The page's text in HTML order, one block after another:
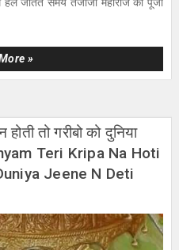
जोतते समय तेजाजी महाराज की पूजा
»
तो गरीबो को दुनिया
Teri Kripa Na Hoti
Jeene N Deti